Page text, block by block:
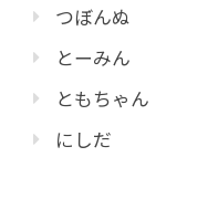
つぼんぬ
とーみん
ともちゃん
にしだ